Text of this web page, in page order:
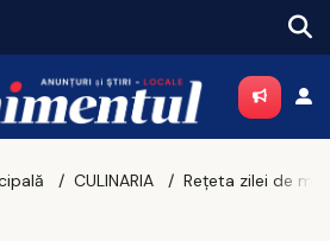
CULINARIA